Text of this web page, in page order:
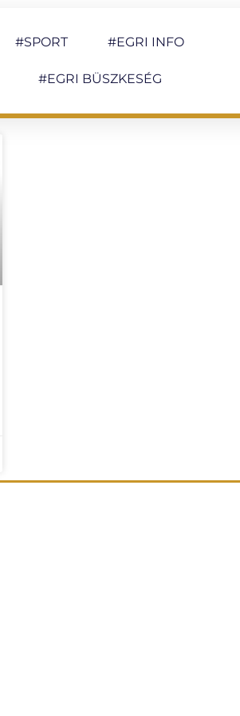
#SPORT #EGRI INFO
#EGRI BÜSZKESÉG